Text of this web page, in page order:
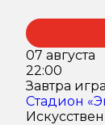
07 августа
22:00
Завтра
Стадион